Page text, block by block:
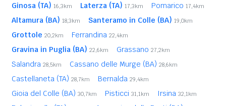
Ginosa (TA) 16,3km Laterza (TA) 17,3km Pomarico 17,4km
Altamura (BA) 18,3km Santeramo in Colle (BA) 19,0km
Grottole 20,2km Ferrandina 22,4km
Gravina in Puglia (BA) 22,6km Grassano 27,2km
Salandra 28,5km Cassano delle Murge (BA) 28,6km
Castellaneta (TA) 28,7km Bernalda 29,4km
Gioia del Colle (BA) 30,7km Pisticci 31,1km Irsina 32,1km